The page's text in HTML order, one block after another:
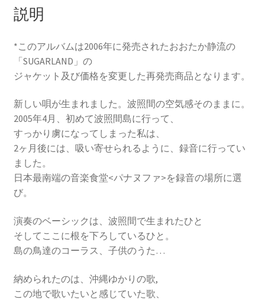
説明
*このアルバムは2006年に発売されたおおたか静流の
「SUGARLAND」の
ジャケット及び価格を変更した再発売商品となります。
新しい唄が生まれました。波照間の空気感そのままに。
2005年4月、初めて波照間島に行って、
すっかり虜になってしまった私は、
2ヶ月後には、吸い寄せられるように、録音に行ってい
ました。
日本最南端の音楽食堂<パナヌファ>を録音の場所に選
び。
演奏のベーシックは、波照間で生まれたひと
そしてここに根を下ろしているひと。
島の鳥達のコーラス、子供のうた…
納められたのは、沖縄ゆかりの歌,
この地で歌いたいと感じていた歌、